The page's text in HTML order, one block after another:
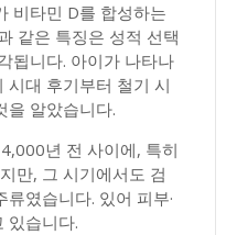
비타민 D를 합성하는
같은 특징은 성적 선택
됩니다. 아이가 나타나
시대 후기부터 철기 시
을 알았습니다.
년 전 사이에, 특히
만, 그 시기에서도 검
였습니다. 있어 피부·
있습니다.